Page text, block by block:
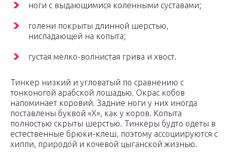
ноги с выдающимися коленными суставами;
голени покрыты длинной шерстью,
ниспадающей на копыта;
густая мелко-волнистая грива и хвост.
Тинкер низкий и угловатый по сравнению с
тонконогой арабской лошадью. Окрас кобов
напоминает коровий. Задние ноги у них иногда
поставлены буквой «Х», как у коров. Копыта
полностью скрыты шерстью. Тинкеры будто одеты в
естественные брюки-клеш, поэтому ассоциируются с
хиппи, природой и кочевой цыганской жизнью.